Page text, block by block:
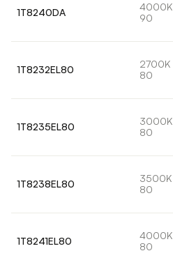
1T8240DA
4000K
90
1T8232EL80
2700K
80
1T8235EL80
3000K
80
1T8238EL80
3500K
80
1T8241EL80
4000K
80